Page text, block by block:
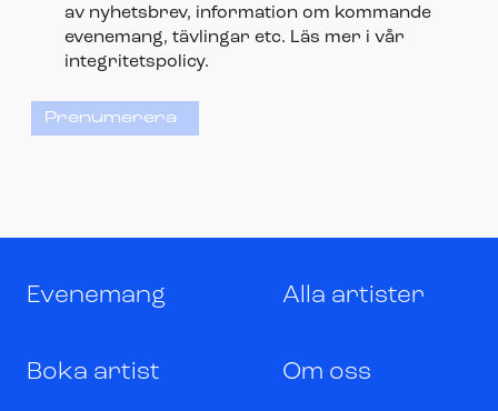
av nyhetsbrev, information om kommande
evenemang, tävlingar etc. Läs mer i vår
integritetspolicy.
Prenumerera
Evenemang Alla artister
Boka artist Om oss